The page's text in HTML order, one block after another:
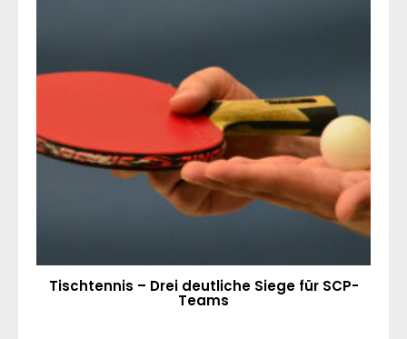
Tischtennis – Drei deutliche Siege für SCP-
Teams